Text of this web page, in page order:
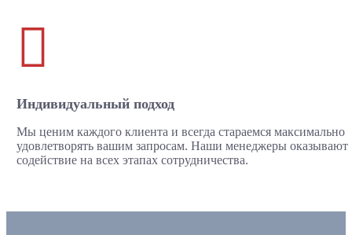

Индивидуальный подход
Мы ценим каждого клиента и всегда стараемся максимально
удовлетворять вашим запросам. Наши менеджеры оказывают
содействие на всех этапах сотрудничества.